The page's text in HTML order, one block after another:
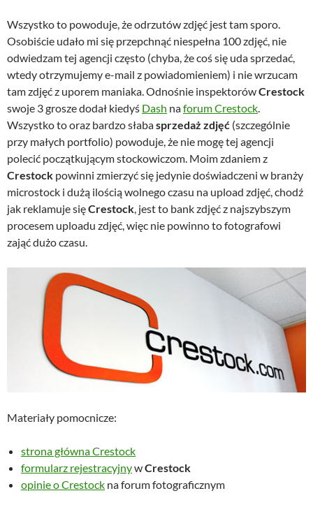
Wszystko to powoduje, że odrzutów zdjęć jest tam sporo.
Osobiście udało mi się przepchnąć niespełna 100 zdjęć, nie
odwiedzam tej agencji często (chyba, że coś się uda sprzedać,
wtedy otrzymujemy e-mail z powiadomieniem) i nie wrzucam
tam zdjęć z uporem maniaka. Odnośnie inspektorówCrestock
swoje 3 grosze dodał kiedyś Dash naforum Crestock.
Wszystko to oraz bardzo słabasprzedaż zdjęć (szczególnie
przy małych portfolio) powoduje, że nie mogę tej agencji
polecić początkującym stockowiczom. Moim zdaniem z
Crestock powinni zmierzyć się jedynie doświadczeni w branży
microstock i dużą ilością wolnego czasu na upload zdjęć, chodź
jak reklamuje sięCrestock, jest to bank zdjęć z najszybszym
procesem uploadu zdjęć, więc nie powinno to fotografowi
zająć dużo czasu.
Materiały pomocnicze:
strona główna Crestock
formularz rejestracyjnywCrestock
opinie o Crestock na forum fotograficznym